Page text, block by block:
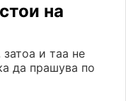
на
и таа не
да прашува по